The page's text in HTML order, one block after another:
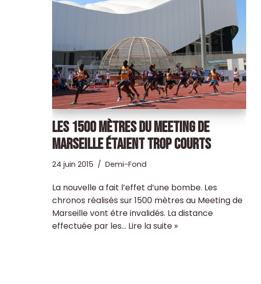
LES 1500 MÈTRES DU MEETING DE
MARSEILLE ÉTAIENT TROP COURTS
24 juin 2015 Demi-Fond
La nouvelle a fait l’effet d’une bombe. Les
chronos réalisés sur 1500 mètres au Meeting de
Marseille vont être invalidés. La distance
effectuée par les… Lire la suite »